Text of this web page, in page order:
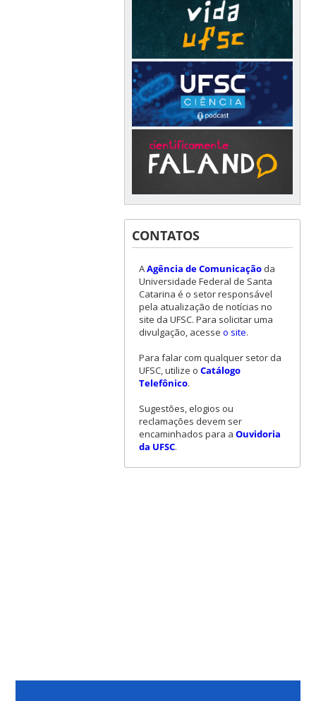
CONTATOS
AAgência de Comunicaçãoda
Universidade Federal de Santa
Catarina é o setor responsável
pela atualização de notícias no
site da UFSC. Para solicitar uma
divulgação, acesse o site.
Para falar com qualquer setor da
UFSC, utilize o Catálogo
Telefônico.
Sugestões, elogios ou
reclamações devem ser
encaminhados para a Ouvidoria
da UFSC.